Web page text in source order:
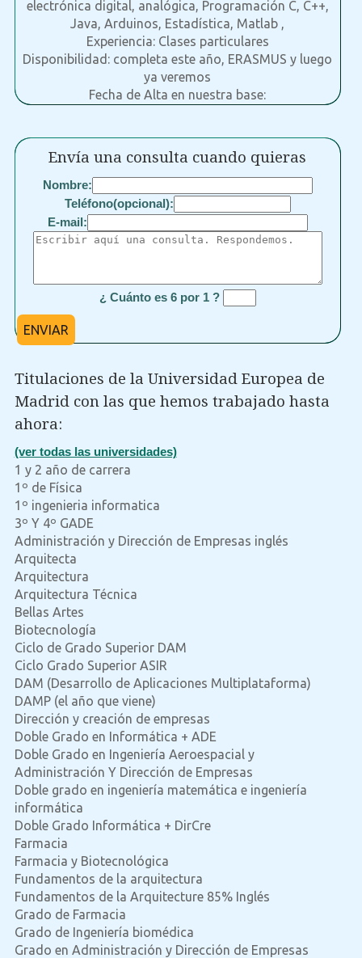
electrónica digital, analógica, Programación C, C++,
Java, Arduinos, Estadística, Matlab ,
Experiencia: Clases particulares
Disponibilidad: completa este año, ERASMUS y luego
ya veremos
Fecha de Alta en nuestra base:
Envía una consulta cuando quieras
Nombre:
Teléfono(opcional):
E-mail:
¿ Cuánto es 6 por 1 ?
ENVIAR
Titulaciones de la Universidad Europea de
Madrid con las que hemos trabajado hasta
ahora:
(ver todas las universidades)
1 y 2 año de carrera
1º de Física
1º ingenieria informatica
3º Y 4º GADE
Administración y Dirección de Empresas inglés
Arquitecta
Arquitectura
Arquitectura Técnica
Bellas Artes
Biotecnología
Ciclo de Grado Superior DAM
Ciclo Grado Superior ASIR
DAM (Desarrollo de Aplicaciones Multiplataforma)
DAMP (el año que viene)
Dirección y creación de empresas
Doble Grado en Informática + ADE
Doble Grado en Ingeniería Aeroespacial y
Administración Y Dirección de Empresas
Doble grado en ingeniería matemática e ingeniería
informática
Doble Grado Informática + DirCre
Farmacia
Farmacia y Biotecnológica
Fundamentos de la arquitectura
Fundamentos de la Arquitecture 85% Inglés
Grado de Farmacia
Grado de Ingeniería biomédica
Grado en Administración y Dirección de Empresas